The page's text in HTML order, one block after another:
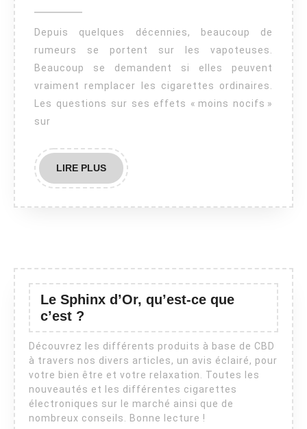
de
aux
Depuis quelques décennies, beaucoup de
rumeurs se portent sur les vapoteuses.
Beaucoup se demandent si elles peuvent
vraiment remplacer les cigarettes ordinaires.
Les questions sur ses effets « moins nocifs »
sur
LIRE PLUSLIRE
PLUS
Le Sphinx d’Or, qu’est-ce que
c’est ?
Découvrez les différents produits à base de CBD
à travers nos divers articles, un avis éclairé, pour
votre bien être et votre relaxation. Toutes les
nouveautés et les différentes cigarettes
électroniques sur le marché ainsi que de
nombreux conseils. Bonne lecture !